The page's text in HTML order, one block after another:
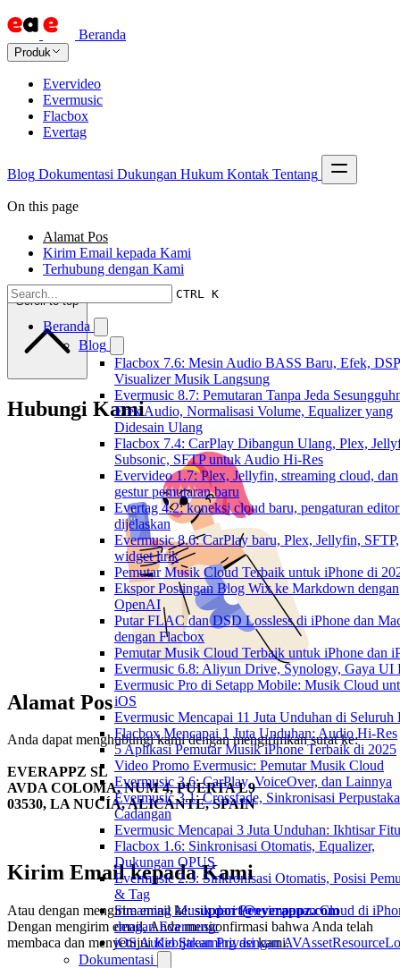
Beranda
Produk
Evervideo
Evermusic
Flacbox
Evertag
Blog Dokumentasi Dukungan Hukum Kontak Tentang
CTRL K
Beranda
Blog
Flacbox 7.6: Mesin Audio BASS Baru, Efek,
Visualizer Musik Langsung
Evermusic 8.7: Pemutaran Tanpa Jeda
Efek Audio, Normalisasi Volume, Equalizer yang
Didesain Ulang
Flacbox 7.4: CarPlay Dibangun Ulang, Plex,
Subsonic, SFTP untuk Audio Hi-Res
Evervideo 1.7: Plex, Jellyfin, streaming cloud, dan
gestur pemutaran baru
Evertag 4.2: koneksi cloud baru, pengaturan
dijelaskan
Evermusic 8.6: CarPlay baru, Plex, Jellyfin, SFTP,
widget lirik
Pemutar Musik Cloud Terbaik untuk iPhone di
Ekspor Postingan Blog Wix ke Markdown dengan
OpenAI
Putar FLAC dan DSD Lossless di iPhone dan
dengan Flacbox
Pemutar Musik Cloud Terbaik untuk iPhone dan
Evermusic 6.8: Aliyun Drive, Synology, Gaya UI
Evermusic Pro di Setapp Mobile: Musik Cloud
iOS
Evermusic Mencapai 11 Juta Unduhan di Seluruh
Flacbox Mencapai 1 Juta Unduhan: Audio Hi-Res
5 Aplikasi Pemutar Musik iPhone Terbaik di 2025
Video Promo Evermusic: Pemutar Musik Cloud
Evermusic 3.6: CarPlay, VoiceOver, dan Lainnya
Evermusic 3.1: Crossfade, Sinkronisasi
Cadangan
Evermusic Mencapai 3 Juta Unduhan: Ikhtisar
Flacbox 1.6: Sinkronisasi Otomatis, Equalizer,
Dukungan OPUS
Evermusic 2.3: Sinkronisasi Otomatis, Posisi
& Tag
Streaming Musik dari Penyimpanan Cloud di
dengan Evermusic
iOS Audio Streaming dengan
Dokumentasi
On this page
Alamat Pos
Kirim Email kepada Kami
Terhubung dengan Kami
Scroll to top
Hubungi Kami
Alamat Pos
Anda dapat menghubungi kami dengan mengirimkan surat ke:
EVERAPPZ SL
AVDA COLOMA, NUM 4, PUERTA L9
03530, LA NUCÍA, ALICANTE, SPAIN
Kirim Email kepada Kami
Atau dengan mengirim email ke:support@everappz.com
Dengan mengirim email, Anda mengonfirmasi bahwa Anda telah
membaca dan menyetujuiKebijakan Privasikami.